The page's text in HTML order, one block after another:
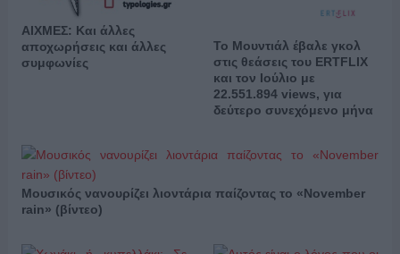
ΑΙΧΜΕΣ: Και άλλες
αποχωρήσεις και άλλες
συμφωνίες
Το Μουντιάλ έβαλε γκολ
στις θεάσεις του ERTFLIX
και τον Ιούλιο με
22.551.894 views, για
δεύτερο συνεχόμενο μήνα
Μουσικός νανουρίζει λιοντάρια παίζοντας το «November
rain» (βίντεο)